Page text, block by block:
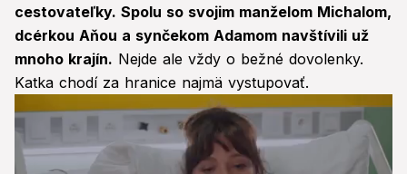
cestovateľky. Spolu so svojim manželom Michalom,
dcérkou Aňou a synčekom Adamom navštívili už
mnoho krajín. Nejde ale vždy o bežné dovolenky.
Katka chodí za hranice najmä vystupovať.